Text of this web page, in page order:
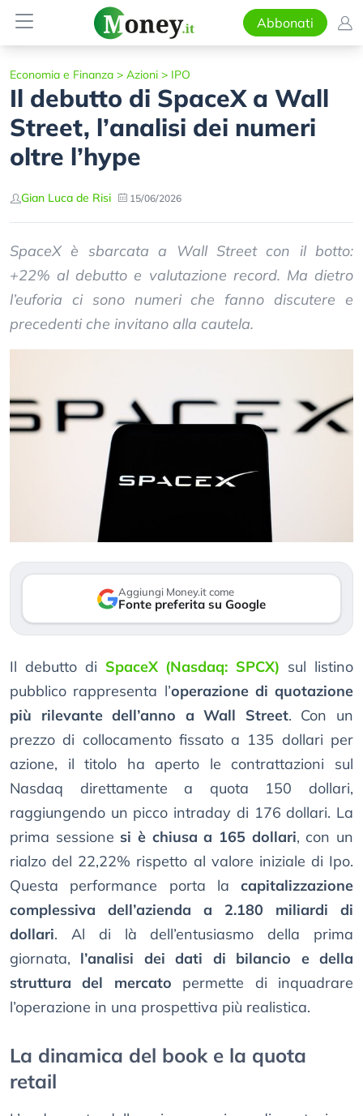
Abbonati
Economia e Finanza > Azioni > IPO
Il debutto di SpaceX a Wall
Street, l’analisi dei numeri
oltre l’hype
Gian Luca de Risi 15/06/2026
SpaceX è sbarcata a Wall Street con il botto:
+22% al debutto e valutazione record. Ma dietro
l’euforia ci sono numeri che fanno discutere e
precedenti che invitano alla cautela.
Aggiungi Money.it come
Fonte preferita su Google
Il debutto di SpaceX (Nasdaq: SPCX) sul listino
pubblico rappresenta l’operazione di quotazione
più rilevante dell’anno a Wall Street. Con un
prezzo di collocamento fissato a 135 dollari per
azione, il titolo ha aperto le contrattazioni sul
Nasdaq direttamente a quota 150 dollari,
raggiungendo un picco intraday di 176 dollari. La
prima sessione si è chiusa a 165 dollari, con un
rialzo del 22,22% rispetto al valore iniziale di Ipo.
Questa performance porta la capitalizzazione
complessiva dell’azienda a 2.180 miliardi di
dollari. Al di là dell’entusiasmo della prima
giornata, l’analisi dei dati di bilancio e della
struttura del mercato permette di inquadrare
l’operazione in una prospettiva più realistica.
La dinamica del book e la quota
retail